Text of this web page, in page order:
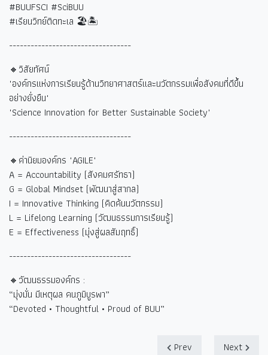
#BUUFSCI #SciBUU
#เรียนวิทย์ติดทะเล 🏖🏝
----------------------------------
🔸วิสัยทัศน์
"องค์กรแห่งการเรียนรู้ด้านวิทยาศาสตร์และนวัตกรรมเพื่อสังคมที่ดีขึ้น
อย่างยั่งยืน"
"Science Innovation for Better Sustainable Society"
----------------------------------
🔸ค่านิยมองค์กร "AGILE"
A = Accountability (สังคมศรัทธา)
G = Global Mindset (พัฒนาสู่สากล)
I = Innovative Thinking (คิดค้นนวัตกรรม)
L = Lifelong Learning (วัฒนธรรมการเรียนรู้)
E = Effectiveness (มุ่งสู่ผลสัมฤทธิ์)
----------------------------------
🔸วัฒนธรรมองค์กร :
“มุ่งมั่น มีเหตุผล คนภูมิบูรพา”
“Devoted • Thoughtful • Proud of BUU”
Prev Next